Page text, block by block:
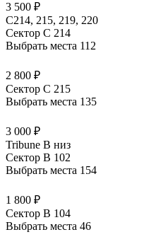
3 500 ₽
С214, 215, 219, 220
Сектор C 214
Выбрать места 112
2 800 ₽
Сектор C 215
Выбрать места 135
3 000 ₽
Tribune B низ
Сектор B 102
Выбрать места 154
1 800 ₽
Сектор B 104
Выбрать места 46